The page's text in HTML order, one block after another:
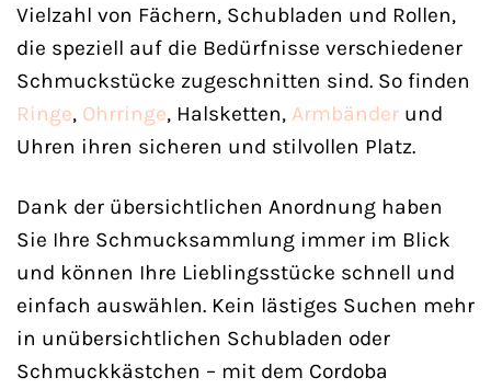
Vielzahl von Fächern, Schubladen und Rollen,
die speziell auf die Bedürfnisse verschiedener
Schmuckstücke zugeschnitten sind. So finden
Ringe, Ohrringe, Halsketten, Armbänder und
Uhren ihren sicheren und stilvollen Platz.
Dank der übersichtlichen Anordnung haben
Sie Ihre Schmucksammlung immer im Blick
und können Ihre Lieblingsstücke schnell und
einfach auswählen. Kein lästiges Suchen mehr
in unübersichtlichen Schubladen oder
Schmuckkästchen – mit dem Cordoba